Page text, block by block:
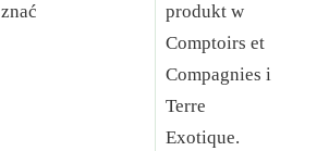
znać
produkt w
Comptoirs et
Compagnies i
Terre
Exotique.